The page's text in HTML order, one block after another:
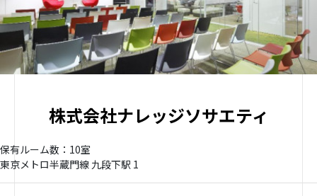
株式会社ナレッジソサエティ
保有ルーム数：10室
東京メトロ半蔵門線 九段下駅 1